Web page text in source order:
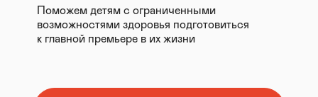
Поможем детям с ограниченными
возможностями здоровья подготовиться
к главной премьере в их жизни